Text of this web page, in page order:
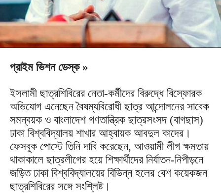
প্রাইম ভিশন ডেস্ক »
ইসলামী ছাত্রশিবিরের নেতা-কর্মীদের বিরুদ্ধে বিস্ফোরক
অভিযোগ এনেছেন বৈষম্যবিরোধী ছাত্র আন্দোলনের সাবেক
সমন্বয়ক ও বাংলাদেশ গণতান্ত্রিক ছাত্রসংসদ (বাগছাস)
ঢাকা বিশ্ববিদ্যালয় শাখার আহ্বায়ক আবদুল কাদের।
ফেসবুক পোস্টে তিনি দাবি করেছেন, আওয়ামী লীগ ক্ষমতায়
থাকাকালে ছাত্রলীগের হয়ে শিক্ষার্থীদের নির্যাতন-নিপীড়নে
জড়িত ঢাকা বিশ্ববিদ্যালয়ের বিভিন্ন হলের বেশ কয়েকজন
ছাত্রশিবিরের সঙ্গে সংশ্লিষ্ট।